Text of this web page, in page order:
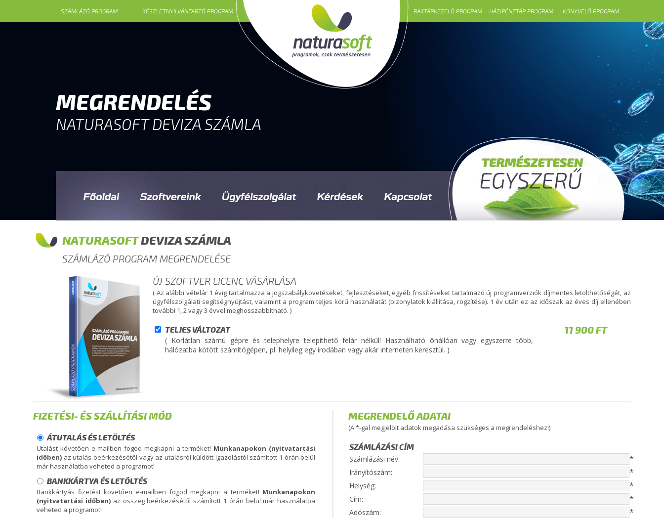
SZÁMLÁZÓ PROGRAM KÉSZLETNYILVÁNTARTÓ PROGRAM RAKTÁRKEZELŐ PROGRAM HÁZIPÉNZTÁR PROGRAM KÖNYVELŐ PROGRAM
MEGRENDELÉS
NATURASOFT DEVIZA SZÁMLA
NATURASOFTDEVIZA SZÁMLA
SZÁMLÁZÓ PROGRAM MEGRENDELÉSE
ÚJ SZOFTVER LICENC VÁSÁRLÁSA
( Az alábbi vételár 1 évig tartalmazza a jogszabálykövetéseket, fejlesztéseket, egyéb frissítéseket tartalmazó új programverziók díjmentes letölthetőségét, az
ügyfélszolgálati segítségnyújtást, valamint a program teljes körű használatát (bizonylatok kiállítása, rögzítése). 1 év után ez az időszak az éves díj ellenében
további 1, 2 vagy 3 évvel meghosszabbítható. )
TELJES VÁLTOZAT 11 900 FT
( Korlátlan számú gépre és telephelyre telepíthető felár nélkül! Használható önállóan vagy egyszerre több,
hálózatba kötött számítógépen, pl. helyileg egy irodában vagy akár interneten keresztül. )
FIZETÉSI- ÉS SZÁLLÍTÁSI MÓD
ÁTUTALÁS ÉS LETÖLTÉS
Utalást követően e-mailben fogod megkapni a terméket! Munkanapokon (nyitvatartási
időben) az utalás beérkezésétől vagy az utalásról küldött igazolástól számított 1 órán belül
már használatba veheted a programot!
BANKKÁRTYA ÉS LETÖLTÉS
Bankkártyás fizetést követően e-mailben fogod megkapni a terméket! Munkanapokon
(nyitvatartási időben) az összeg beérkezésétől számított 1 órán belül már használatba
veheted a programot!
MEGRENDELŐ ADATAI
(A *-gal megjelölt adatok megadása szükséges a megrendeléshez!)
SZÁMLÁZÁSI CÍM
Számlázási név:
*
Irányítószám: *
Helység: *
Cím: *
Adószám: *